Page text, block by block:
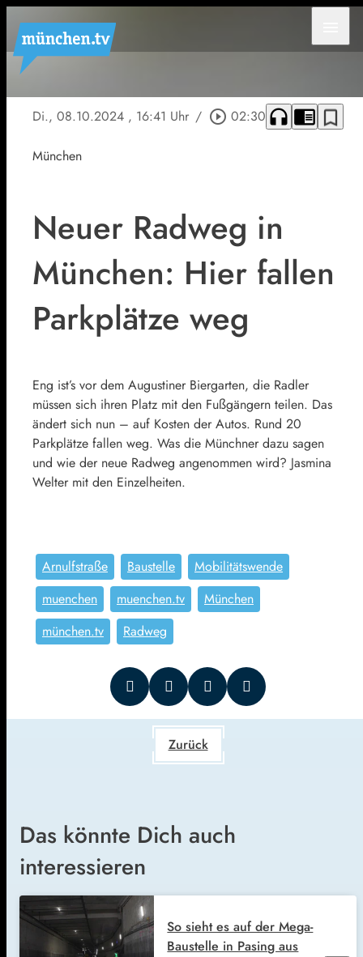
Di., 08.10.2024 , 16:41 Uhr / play_circle_outline 02:30 headphones chrome_reader_mode bookmark_border
München
Neuer Radweg in
München: Hier fallen
Parkplätze weg
Eng ist’s vor dem Augustiner Biergarten, die Radler
müssen sich ihren Platz mit den Fußgängern teilen. Das
ändert sich nun – auf Kosten der Autos. Rund 20
Parkplätze fallen weg. Was die Münchner dazu sagen
und wie der neue Radweg angenommen wird? Jasmina
Welter mit den Einzelheiten.
Arnulfstraße Baustelle
Mobilitätswende
muenchen
muenchen.tv
München
münchen.tv
Radweg
Zurück
Das könnte Dich auch
interessieren
So sieht es auf der Mega-
Baustelle in Pasing aus